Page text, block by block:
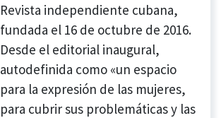
Revista independiente cubana,
fundada el 16 de octubre de 2016.
Desde el editorial inaugural,
autodefinida como «un espacio
para la expresión de las mujeres,
para cubrir sus problemáticas y las